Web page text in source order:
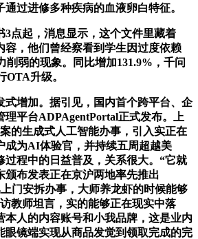
过进修多种疾病的血液卵白特征。
起，消息显示，这个文件里藏着
容，他们曾经察看到学生因过度依赖
削弱的现象。同比增加131.9%，千问
OTA升级。
增加。据引见，国内首个跨平台、企
理平台ADPAgentPortal正式发布。上
的生成式人工智能办事，引入实正在
成为AI体验官，并持续五周超越美
过程中的日益普及，关系很大。“它就
颁布发表正在京沪两地率先推出
门安拆办事，大师养龙虾的时候能够
教师坦言，实的能够正在现实中落
本人的内容账号和小我品牌，这是业内
眼镜端实现从商品发觉到领取完成的完